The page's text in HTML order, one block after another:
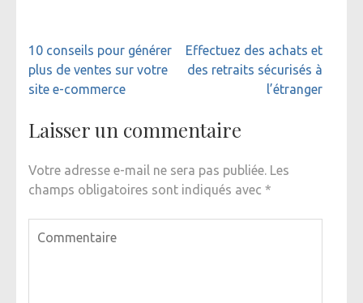
Navigation
de
l’article
10 conseils pour générer
plus de ventes sur votre
site e-commerce
Effectuez des achats et
des retraits sécurisés à
l’étranger
Laisser un commentaire
Votre adresse e-mail ne sera pas publiée. Les
champs obligatoires sont indiqués avec *